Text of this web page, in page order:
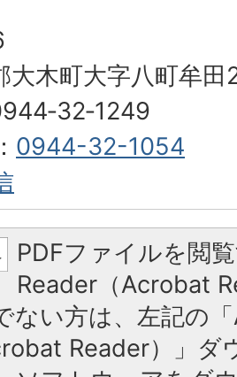
大木町大字八町牟
0944-32-1054
PDFファイルを閲
Reader（Acrobat
ない方は、左記の
Reader）」ダ